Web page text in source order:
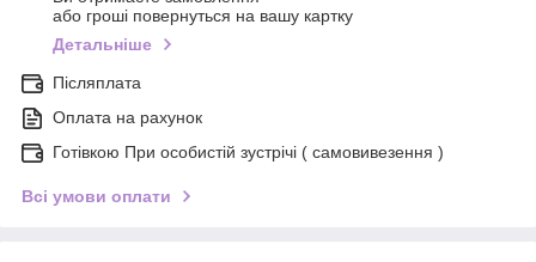
або гроші повернуться на вашу картку
Детальніше
Післяплата
Оплата на рахунок
Готівкою При особистій зустрічі ( самовивезення )
Всі умови оплати